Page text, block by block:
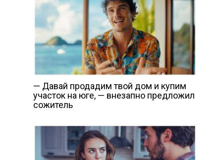
— Давай продадим твой дом и купим
участок на юге, — внезапно предложил
сожитель